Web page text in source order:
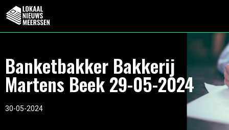
Banketbakker Bakkerij
Martens Beek 29-05-2024
30-05-2024